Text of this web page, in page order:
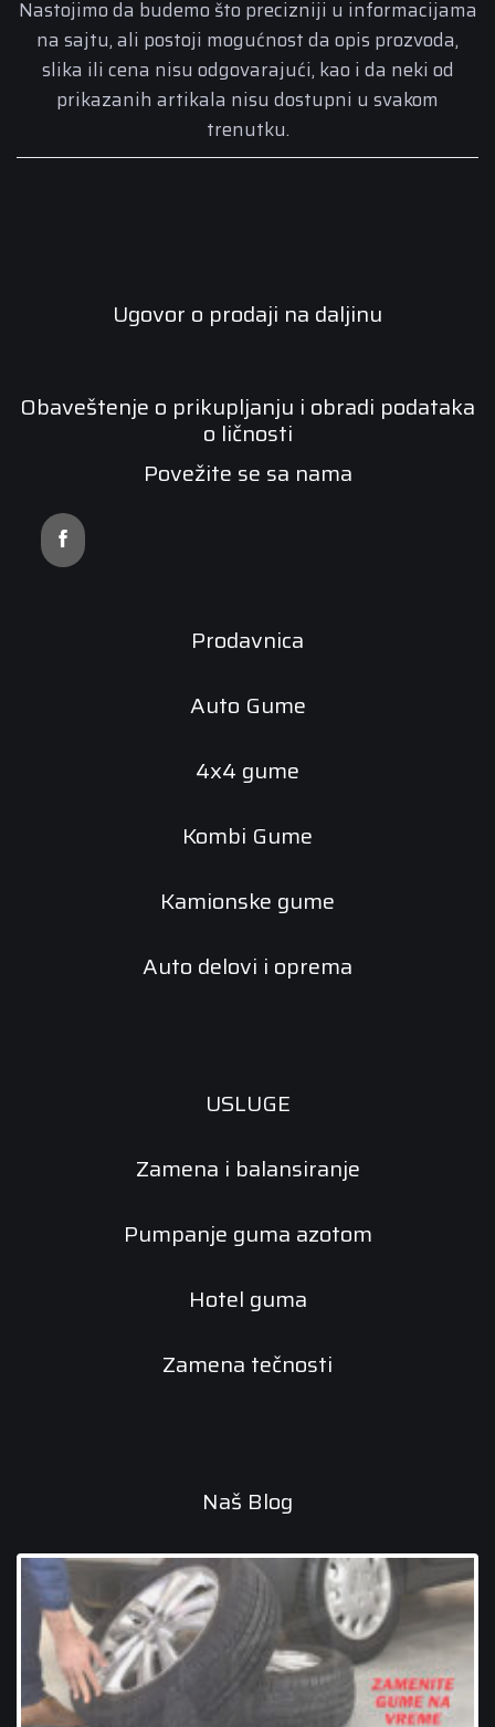
Nastojimo da budemo što precizniji u informacijama
na sajtu, ali postoji mogućnost da opis prozvoda,
slika ili cena nisu odgovarajući, kao i da neki od
prikazanih artikala nisu dostupni u svakom
trenutku.
Ugovor o prodaji na daljinu
Obaveštenje o prikupljanju i obradi podataka
o ličnosti
Povežite se sa nama
Prodavnica
Auto Gume
4x4 gume
Kombi Gume
Kamionske gume
Auto delovi i oprema
USLUGE
Zamena i balansiranje
Pumpanje guma azotom
Hotel guma
Zamena tečnosti
Naš Blog